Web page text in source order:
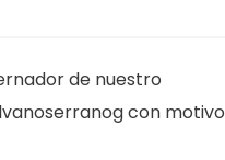
de nuestro
con motivo